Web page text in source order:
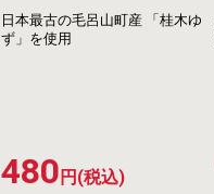
日本最古の毛呂山町産 「桂木ゆ
ず」を使用
480 円(税込)